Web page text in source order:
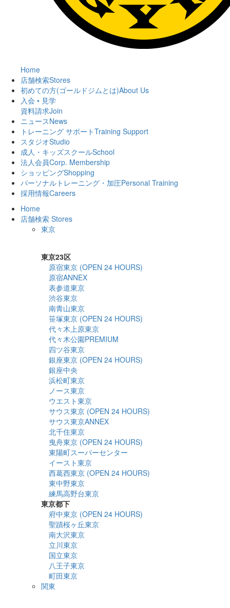
Home
店舗検索Stores
初めての方(ゴールドジムとは)About Us
入会 • 見学
資料請求Join
ニュースNews
トレーニング サポートTraining Support
スタジオStudio
成人・キッズスクールSchool
法人会員Corp. Membership
ショッピングShopping
パーソナルトレーニング・加圧Personal Training
採用情報Careers
Home
店舗検索 Stores
東京
東京23区
原宿東京 (OPEN 24 HOURS)
原宿ANNEX
表参道東京
渋谷東京
南青山東京
笹塚東京 (OPEN 24 HOURS)
代々木上原東京
代々木公園PREMIUM
四ツ谷東京
銀座東京 (OPEN 24 HOURS)
銀座中央
浜松町東京
ノース東京
ウエスト東京
サウス東京 (OPEN 24 HOURS)
サウス東京ANNEX
北千住東京
曳舟東京 (OPEN 24 HOURS)
東陽町スーパーセンター
イースト東京
西葛西東京 (OPEN 24 HOURS)
東中野東京
練馬高野台東京
東京都下
府中東京 (OPEN 24 HOURS)
聖蹟桜ヶ丘東京
南大沢東京
立川東京
国立東京
八王子東京
町田東京
関東